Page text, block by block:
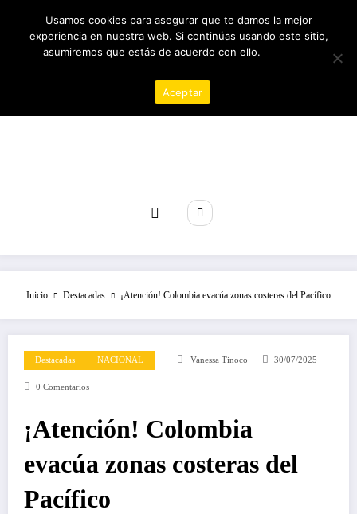
contenido
07/08/2026 12:43:16 PM
Inicio Destacadas ¡Atención! Colombia evacúa zonas costeras del Pacífico
Destacadas NACIONAL Vanessa Tinoco 30/07/2025
0 Comentarios
¡Atención! Colombia
evacúa zonas costeras del
Pacífico
Usamos cookies para asegurar que te damos la mejor
experiencia en nuestra web. Si continúas usando este sitio,
asumiremos que estás de acuerdo con ello.
Aceptar